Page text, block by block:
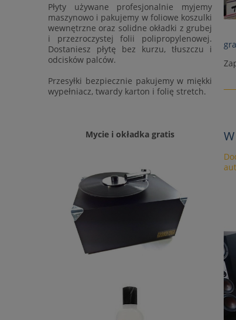
Płyty używane profesjonalnie myjemy
maszynowo i pakujemy w foliowe koszulki
wewnętrzne oraz solidne okładki z grubej
i przezroczystej folii polipropylenowej.
Dostaniesz płytę bez kurzu, tłuszczu i
odcisków palców.
Przesyłki bezpiecznie pakujemy w miękki
wypełniacz, twardy karton i folię stretch.
Mycie i okładka gratis